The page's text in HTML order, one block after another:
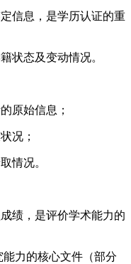
信息，是学历认证的重
状态及变动情况。
原始信息；
况；
情况。
绩，是评价学术能力的
力的核心文件（部分